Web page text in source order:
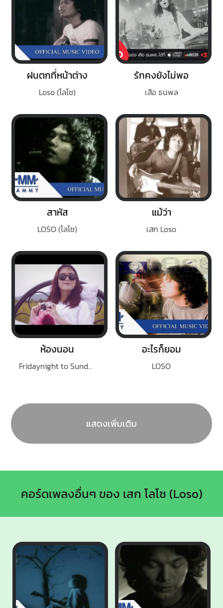
ฝนตกที่หน้าต่าง
Loso (โลโซ)
รักคงยังไม่พอ
เสือ ธนพล
สาหัส
LOSO (โลโซ)
แม้ว่า
เสก Loso
ห้องนอน
Fridaynight to Sunday
อะไรก็ยอม
LOSO
แสดงเพิ่มเติม
คอร์ดเพลงอื่นๆ ของ เสก โลโซ (Loso)